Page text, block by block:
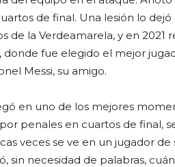
de final. Una lesión lo
de la Verdeamarela, y en 2021
donde fue elegido el mejor
Messi, su amigo.
en uno de los mejores
penales en cuartos de final,
veces se ve en un jugador
sin necesidad de palabras,